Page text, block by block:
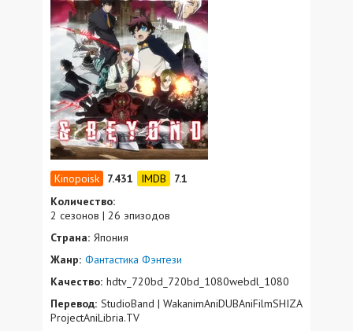
7.431
7.1
Количество:
2 сезонов | 26 эпизодов
Страна: Япония
Жанр: Фантастика Фэнтези
Качество: hdtv_720bd_720bd_1080webdl_1080
Перевод: StudioBand | WakanimAniDUBAniFilmSHIZA
ProjectAniLibria.TV